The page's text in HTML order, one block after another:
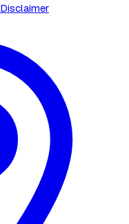
Disclaimer